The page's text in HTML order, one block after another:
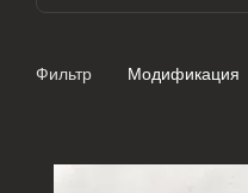
Фильтр Модификация